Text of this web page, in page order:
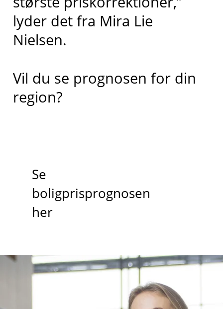
lyder det fra Mira Lie
Nielsen.
Vil du se prognosen for din
region?
Se
boligprisprognosen
her